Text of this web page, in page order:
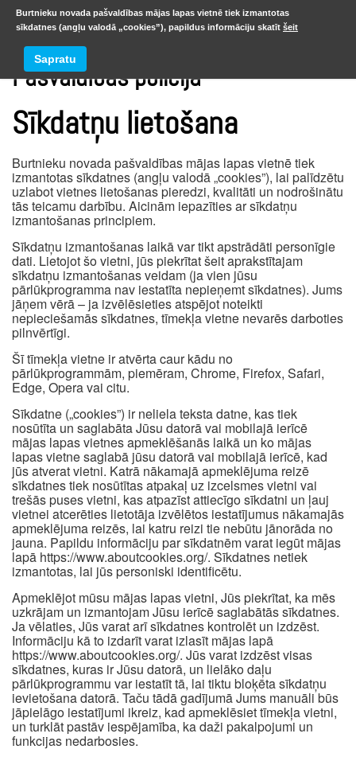
Pašvaldības policija
Sīkdatņu lietošana
Burtnieku novada pašvaldības mājas lapas vietnē tiek
izmantotas sīkdatnes (angļu valodā „cookies”), lai palīdzētu
uzlabot vietnes lietošanas pieredzi, kvalitāti un nodrošinātu
tās teicamu darbību. Aicinām iepazīties ar sīkdatņu
izmantošanas principiem.
Sīkdatņu izmantošanas laikā var tikt apstrādāti personīgie
dati. Lietojot šo vietni, jūs piekrītat šeit aprakstītajam
sīkdatņu izmantošanas veidam (ja vien jūsu
pārlūkprogramma nav iestatīta nepieņemt sīkdatnes). Jums
jāņem vērā – ja izvēlēsieties atspējot noteikti
nepieciešamās sīkdatnes, tīmekļa vietne nevarēs darboties
pilnvērtīgi.
Šī tīmekļa vietne ir atvērta caur kādu no
pārlūkprogrammām, piemēram, Chrome, Firefox, Safari,
Edge, Opera vai citu.
Sīkdatne („cookies”) ir neliela teksta datne, kas tiek
nosūtīta un saglabāta Jūsu datorā vai mobilajā ierīcē
mājas lapas vietnes apmeklēšanās laikā un ko mājas
lapas vietne saglabā jūsu datorā vai mobilajā ierīcē, kad
jūs atverat vietni. Katrā nākamajā apmeklējuma reizē
sīkdatnes tiek nosūtītas atpakaļ uz izcelsmes vietni vai
trešās puses vietni, kas atpazīst attiecīgo sīkdatni un ļauj
vietnei atcerēties lietotāja izvēlētos iestatījumus nākamajās
apmeklējuma reizēs, lai katru reizi tie nebūtu jānorāda no
jauna. Papildu informāciju par sīkdatnēm varat iegūt mājas
lapā https://www.aboutcookies.org/. Sīkdatnes netiek
izmantotas, lai jūs personiski identificētu.
Apmeklējot mūsu mājas lapas vietni, Jūs piekrītat, ka mēs
uzkrājam un izmantojam Jūsu ierīcē saglabātās sīkdatnes.
Ja vēlaties, Jūs varat arī sīkdatnes kontrolēt un izdzēst.
Informāciju kā to izdarīt varat izlasīt mājas lapā
https://www.aboutcookies.org/. Jūs varat izdzēst visas
sīkdatnes, kuras ir Jūsu datorā, un lielāko daļu
pārlūkprogrammu var iestatīt tā, lai tiktu bloķēta sīkdatņu
ievietošana datorā. Taču tādā gadījumā Jums manuāli būs
jāpielāgo iestatījumi ikreiz, kad apmeklēsiet tīmekļa vietni,
un turklāt pastāv iespējamība, ka daži pakalpojumi un
funkcijas nedarbosies.
Burtnieku novada pašvaldības mājas lapas vietnē tiek izmantotas
sīkdatnes (angļu valodā „cookies”), papildus informāciju skatīt šeit
Sapratu